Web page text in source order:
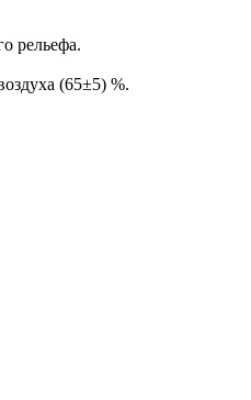
рельефа.
(65±5) %.